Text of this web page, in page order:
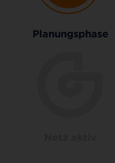
Planungsphase